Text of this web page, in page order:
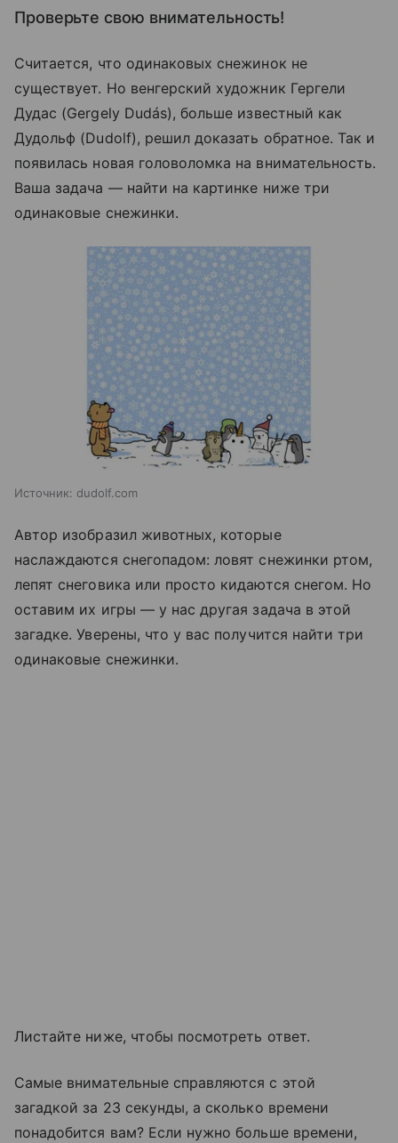
Проверьте свою внимательность!
Считается, что одинаковых снежинок не
существует. Но венгерский художник Гергели
Дудас (Gergely Dudás), больше известный как
Дудольф (Dudolf), решил доказать обратное. Так и
появилась новая головоломка на внимательность.
Ваша задача — найти на картинке ниже три
одинаковые снежинки.
Источник: dudolf.com
Автор изобразил животных, которые
наслаждаются снегопадом: ловят снежинки ртом,
лепят снеговика или просто кидаются снегом. Но
оставим их игры — у нас другая задача в этой
загадке. Уверены, что у вас получится найти три
одинаковые снежинки.
Листайте ниже, чтобы посмотреть ответ.
Самые внимательные справляются с этой
загадкой за 23 секунды, а сколько времени
понадобится вам? Если нужно больше времени,